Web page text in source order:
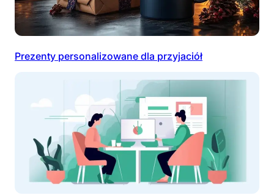
Prezenty personalizowane dla przyjaciół